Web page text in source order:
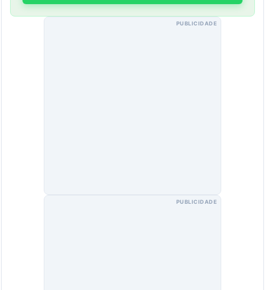
PUBLICIDADE
PUBLICIDADE